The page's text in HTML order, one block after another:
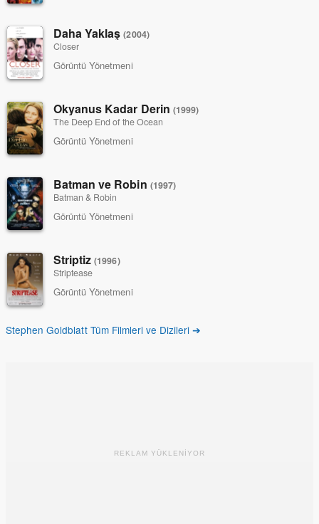
Daha Yaklaş(2004)
Closer
Görüntü Yönetmeni
Okyanus Kadar Derin (1999)
The Deep End of the Ocean
Görüntü Yönetmeni
Batman ve Robin (1997)
Batman & Robin
Görüntü Yönetmeni
Striptiz(1996)
Striptease
Görüntü Yönetmeni
Stephen Goldblatt Tüm Filmleri ve Dizileri ➔
REKLAM YÜKLENİYOR